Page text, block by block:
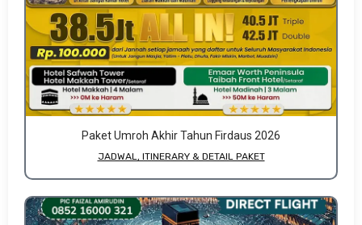
Paket Umroh Akhir Tahun Firdaus 2026
JADWAL, ITINERARY & DETAIL PAKET